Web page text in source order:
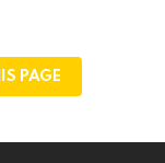
PAGE